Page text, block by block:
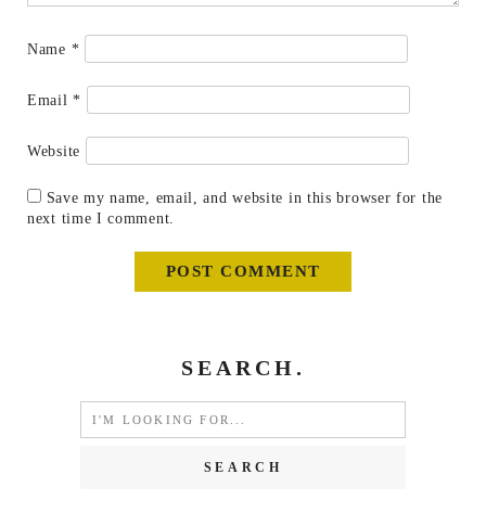
Name *
Email*
Website
Save my name, email, and website in this browser for the
next time I comment.
SEARCH.
for: